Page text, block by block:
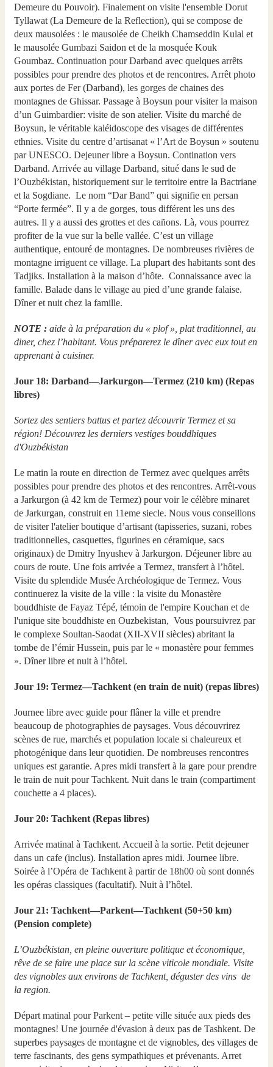
Demeure du Pouvoir). Finalement on visite l'ensemble Dorut
Tyllawat (La Demeure de la Reflection), qui se compose de
deux mausolées : le mausolée de Cheikh Chamseddin Kulal et
le mausolée Gumbazi Saidon et de la mosquée Kouk
Goumbaz. Continuation pour Darband avec quelques arrêts
possibles pour prendre des photos et de rencontres. Arrêt photo
aux portes de Fer (Darband), les gorges de chaines des
montagnes de Ghissar. Passage à Boysun pour visiter la maison
d’un Guimbardier: visite de son atelier. Visite du marché de
Boysun, le véritable kaléidoscope des visages de différentes
ethnies. Visite du centre d’artisanat « l’Art de Boysun » soutenu
par UNESCO. Dejeuner libre a Boysun. Contination vers
Darband. Arrivée au village Darband, situé dans le sud de
l’Ouzbékistan, historiquement sur le territoire entre la Bactriane
et la Sogdiane. Le nom “Dar Band” qui signifie en persan
“Porte fermée”. Il y a de gorges, tous différent les uns des
autres. Il y a aussi des grottes et des cañons. Là, vous pourrez
profiter de la vue sur la belle vallée. C’est un village
authentique, entouré de montagnes. De nombreuses rivières de
montagne irriguent ce village. La plupart des habitants sont des
Tadjiks. Installation à la maison d’hôte. Connaissance avec la
famille. Balade dans le village au pied d’une grande falaise.
Dîner et nuit chez la famille.
NOTE : aide à la préparation du « plof », plat traditionnel, au
diner, chez l’habitant. Vous préparerez le dîner avec eux tout en
apprenant à cuisiner.
Jour 18: Darband—Jarkurgon—Termez (210 km) (Repas
libres)
Sortez des sentiers battus et partez découvrir Termez et sa
région! Découvrez les derniers vestiges bouddhiques
d'Ouzbékistan
Le matin la route en direction de Termez avec quelques arrêts
possibles pour prendre des photos et des rencontres. Arrêt-vous
a Jarkurgon (à 42 km de Termez) pour voir le célèbre minaret
de Jarkurgan, construit en 11eme siecle. Nous vous conseillons
de visiter l'atelier boutique d’artisant (tapisseries, suzani, robes
traditionnelles, casquettes, figurines en céramique, sacs
originaux) de Dmitry Inyushev à Jarkurgon. Déjeuner libre au
cours de route. Une fois arrivée a Termez, transfert à l’hôtel.
Visite du splendide Musée Archéologique de Termez. Vous
continuerez la visite de la ville : la visite du Monastère
bouddhiste de Fayaz Tépé, témoin de l'empire Kouchan et de
l'unique site bouddhiste en Ouzbekistan, Vous poursuivrez par
le complexe Soultan-Saodat (XII-XVII siècles) abritant la
tombe de l’émir Hussein, puis par le « monastère pour femmes
». Dîner libre et nuit à l’hôtel.
Jour 19: Termez—Tachkent (en train de nuit) (repas libres)
Journee libre avec guide pour flâner la ville et prendre
beaucoup de photographies de paysages. Vous découvrirez
scènes de rue, marchés et population locale si chaleureux et
photogénique dans leur quotidien. De nombreuses rencontres
uniques est garantie. Apres midi transfert à la gare pour prendre
le train de nuit pour Tachkent. Nuit dans le train (compartiment
couchette a 4 places).
Jour 20: Tachkent (Repas libres)
Arrivée matinal à Tachkent. Accueil à la sortie. Petit dejeuner
dans un cafe (inclus). Installation apres midi. Journee libre.
Soirée à l’Opéra de Tachkent à partir de 18h00 où sont donnés
les opéras classiques (facultatif). Nuit à l’hôtel.
Jour 21: Tachkent—Parkent—Tachkent (50+50 km)
(Pension complete)
L’Ouzbékistan, en pleine ouverture politique et économique,
rêve de se faire une place sur la scène viticole mondiale. Visite
des vignobles aux environs de Tachkent, déguster des vins de
la region.
Départ matinal pour Parkent – petite ville située aux pieds des
montagnes! Une journée d'évasion à deux pas de Tashkent. De
superbes paysages de montagne et de vignobles, des villages de
terre fascinants, des gens sympathiques et prévenants. Arret